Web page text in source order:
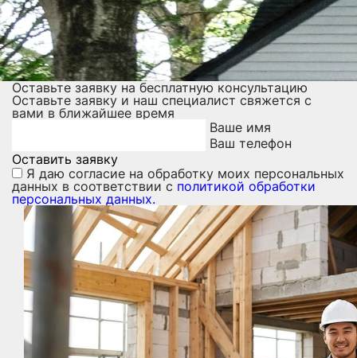
Оставьте заявку на бесплатную консультацию
Оставьте заявку и наш специалист свяжется с
вами в ближайшее время
Ваше имя
Ваш телефон
Оставить заявку
Я даю согласие на обработку моих персональных
данных в соответствии с политикой обработки
персональных данных.